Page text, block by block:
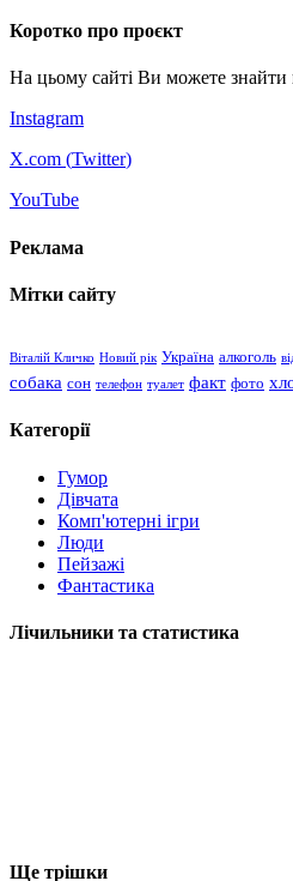
Коротко про проєкт
На цьому сайті Ви можете
Instagram
X.com (Twitter)
YouTube
Реклама
Мітки сайту
Віталій Кличко Новий рік Україна алкоголь
собака сон телефон туалет факт фото
Категорії
Гумор
Дівчата
Комп'ютерні ігри
Люди
Пейзажі
Фантастика
Лічильники та статистика
Ще трішки